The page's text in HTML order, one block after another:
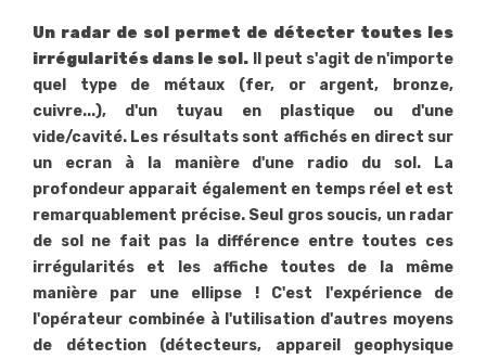
Un radar de sol permet de détecter toutes les
irrégularités dans le sol. Il peut s'agit de n'importe
quel type de métaux (fer, or argent, bronze,
cuivre...), d'un tuyau en plastique ou d'une
vide/cavité. Les résultats sont affichés en direct sur
un ecran à la manière d'une radio du sol. La
profondeur apparait également en temps réel et est
remarquablement précise. Seul gros soucis, un radar
de sol ne fait pas la différence entre toutes ces
irrégularités et les affiche toutes de la même
manière par une ellipse ! C'est l'expérience de
l'opérateur combinée à l'utilisation d'autres moyens
de détection (détecteurs, appareil geophysique